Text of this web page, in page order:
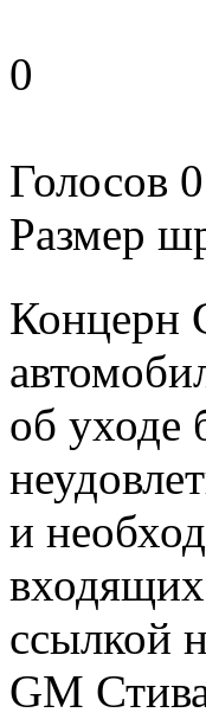
0
Голосов 0
Размер
Концерн
об уходе
и
ссылкой
GM